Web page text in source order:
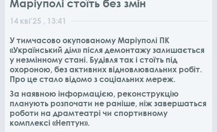
Маріуполі стоїть без змін
14 кві'25 , 13:41
У тимчасово окупованому Маріуполі ПК
«Український дім» після демонтажу залишається
у незмінному стані. Будівля так і стоїть під
охороною, без активних відновлювальних робіт.
Про це стало відомо з соціальних мереж.
За наявною інформацією, реконструкцію
планують розпочати не раніше, ніж завершаться
роботи на драмтеатрі чи спортивному
комплексі «Нептун».